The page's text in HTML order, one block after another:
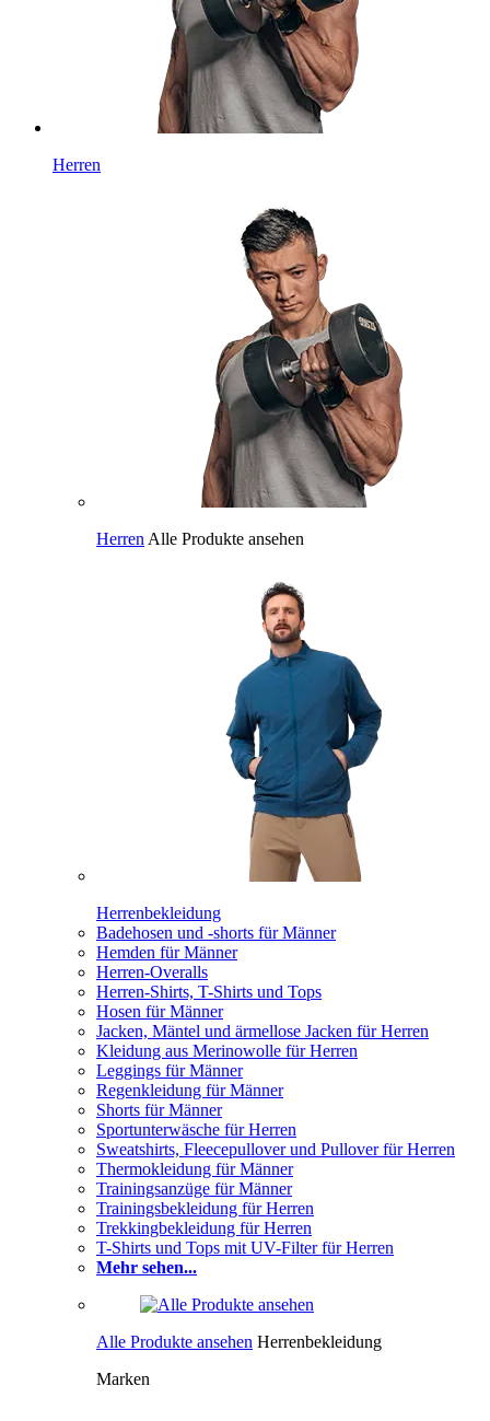
Herren
Herren Alle Produkte ansehen
Herrenbekleidung
Badehosen und -shorts für Männer
Hemden für Männer
Herren-Overalls
Herren-Shirts, T-Shirts und Tops
Hosen für Männer
Jacken, Mäntel und ärmellose Jacken für Herren
Kleidung aus Merinowolle für Herren
Leggings für Männer
Regenkleidung für Männer
Shorts für Männer
Sportunterwäsche für Herren
Sweatshirts, Fleecepullover und Pullover für Herren
Thermokleidung für Männer
Trainingsanzüge für Männer
Trainingsbekleidung für Herren
Trekkingbekleidung für Herren
T-Shirts und Tops mit UV-Filter für Herren
Mehr sehen...
Alle Produkte ansehen Herrenbekleidung
Marken